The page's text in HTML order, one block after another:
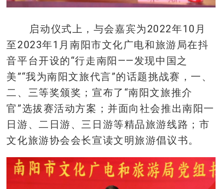
启动仪式上，与会嘉宾为2022年10月
至2023年1月南阳市文化广电和旅游局在抖
音平台开设的“行走南阳——发现中国之
美”“我为南阳文旅代言”的话题挑战赛，一、
二、三等奖颁奖；宣布了“南阳文旅推介
官”选拔赛活动方案；并面向社会推出南阳一
日游、二日游、三日游等精品旅游线路；市
文化旅游协会会长宣读文明旅游倡议书。